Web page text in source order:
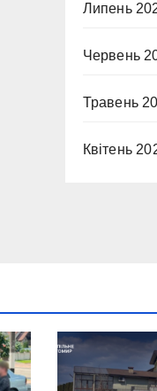
Липень
Червень
Травень
Квітень